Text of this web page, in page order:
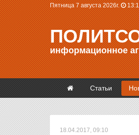
Пятница 7 августа 2026г.
информационное
Статьи
18.04.2017, 09:10